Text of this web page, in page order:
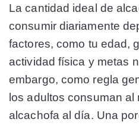
La cantidad ideal de
consumir diariamente
factores, como tu edad,
actividad física y metas
embargo, como regla
los adultos consuman
alcachofa al día. Una